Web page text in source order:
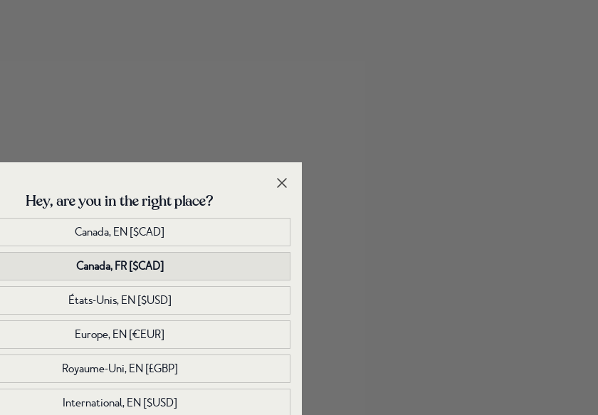
Hey, are you in the right place?
Canada, EN [$CAD]
Canada, FR[$CAD]
États-Unis, EN[$USD]
Europe, EN [€EUR]
Royaume-Uni, EN[£GBP]
International, EN[$USD]
Hey, are you in the right place?
Canada, EN [$CAD]
Canada, FR[$CAD]
États-Unis, EN[$USD]
Europe, EN [€EUR]
Royaume-Uni, EN[£GBP]
International, EN[$USD]